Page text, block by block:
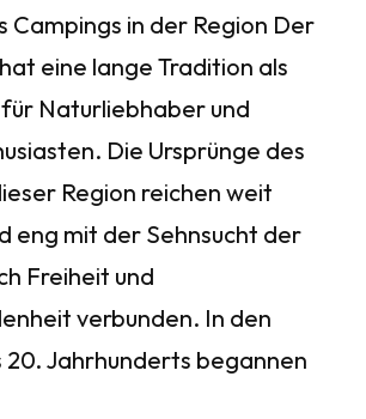
Campings in der Region Der
eine lange Tradition als
Naturliebhaber und
Die Ursprünge des
Region reichen weit
eng mit der Sehnsucht der
Freiheit und
verbunden. In den
Jahrhunderts begannen